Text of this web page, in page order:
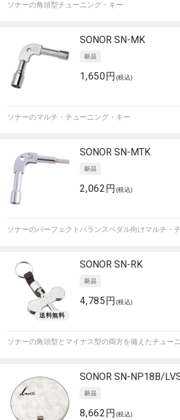
ソナーの角頭型チューニング・キー
SONOR SN-MK
1,650円 (税込)
ソナーのマルチ・チューニング・キー
SONOR SN-MTK
2,062円 (税込)
ソナーのパーフェクトバランスペダル向けマルチ・
SONOR SN-RK
4,785円 (税込)
ソナーの角頭型とマイナス型の両方を備えたチュー
SONOR SN-NP18B/
8,662円 (税込)